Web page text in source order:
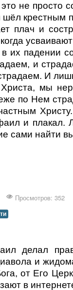
не просто
крестным
плач и
их падении
и
И лишь
мы
по Нем
и плакал.
сами найти
Просмотров: 352
делал
и
от Его
в